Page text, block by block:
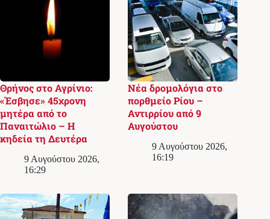
Θρήνος στο Αγρίνιο:
«Έσβησε» 45χρονη
μητέρα από το
Παναιτώλιο – Η
κηδεία τη Δευτέρα
9 Αυγούστου 2026,
16:29
Νέα δρομολόγια στο
πορθμείο Ρίου –
Αντιρρίου από 9
Αυγούστου
9 Αυγούστου 2026,
16:19